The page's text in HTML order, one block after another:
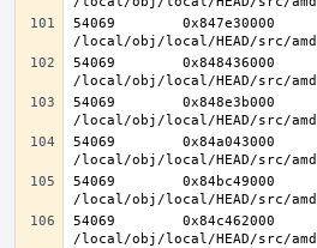
54069        0x847e30000
54069        0x848436000
54069        0x848e3b000
54069        0x84a043000
54069        0x84bc49000
54069        0x84c462000